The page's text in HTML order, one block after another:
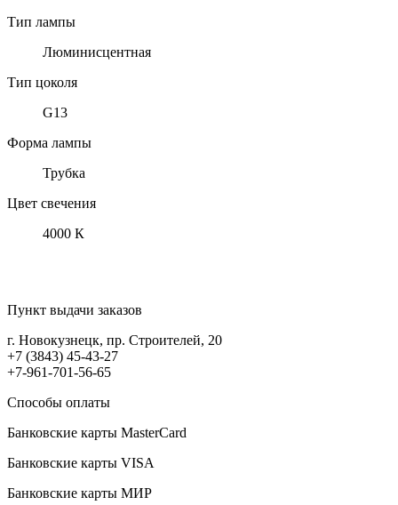
Тип лампы
Люминисцентная
Тип цоколя
G13
Форма лампы
Трубка
Цвет свечения
4000 К
Пункт выдачи заказов
г. Новокузнецк, пр. Строителей, 20
+7 (3843) 45-43-27
+7-961-701-56-65
Способы оплаты
Банковские карты MasterCard
Банковские карты VISA
Банковские карты МИР